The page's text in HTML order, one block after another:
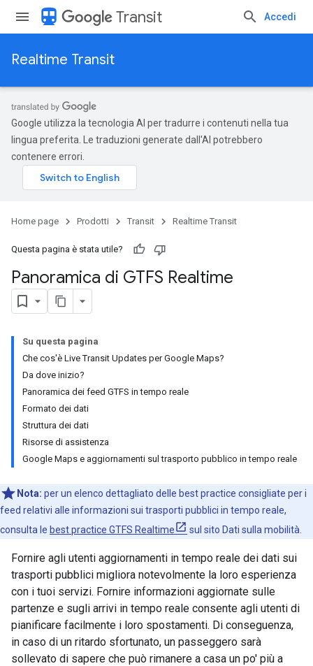
directions_transit Transit Accedi
Realtime Transit
Google utilizza la tecnologia AI per tradurre i contenuti nella tua
lingua preferita. Le traduzioni generate dall'AI potrebbero
contenere errori.
Home page Prodotti Transit Realtime Transit
Questa pagina è stata utile?
Panoramica di GTFS Realtime
Su questa pagina
Che cos'è Live Transit Updates per Google Maps?
Da dove inizio?
Panoramica dei feed GTFS in tempo reale
Formato dei dati
Struttura dei dati
Risorse di assistenza
Google Maps e aggiornamenti sul trasporto pubblico in tempo reale
Nota: per un elenco dettagliato delle best practice consigliate per i
feed relativi alle informazioni sui trasporti pubblici in tempo reale,
consulta le best practice GTFS Realtime sul sito Dati sulla mobilità.
Fornire agli utenti aggiornamenti in tempo reale dei dati sui
trasporti pubblici migliora notevolmente la loro esperienza
con i tuoi servizi. Fornire informazioni aggiornate sulle
partenze e sugli arrivi in tempo reale consente agli utenti di
pianificare facilmente i loro spostamenti. Di conseguenza,
in caso di un ritardo sfortunato, un passeggero sarà
sollevato di sapere che può rimanere a casa un po' più a